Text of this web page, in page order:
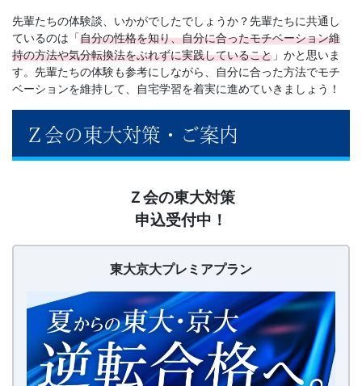
先輩たちの体験談、いかがでしたでしょうか？先輩たちに共通し
ているのは「自分の性格を知り、自分に合ったモチベーション維
持の方法や気分転換法をぶれずに実践していること 」かと思いま
す。先輩たちの体験も参考にしながら、自分に合った方法でモチ
ベーションを維持して、自宅学習を着実に進めていきましょう！
Ｚ会の東大対策・ご案内
京
Ｚ会の東大対策
申込受付中！
東大京大プレミアプラン